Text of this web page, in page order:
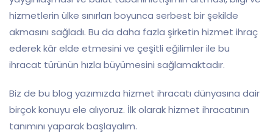
hizmetlerin ülke sınırları boyunca serbest bir şekilde
akmasını sağladı. Bu da daha fazla şirketin hizmet ihraç
ederek kâr elde etmesini ve çeşitli eğilimler ile bu
ihracat türünün hızla büyümesini sağlamaktadır.
Biz de bu blog yazımızda hizmet ihracatı dünyasına dair
birçok konuyu ele alıyoruz. İlk olarak hizmet ihracatının
tanımını yaparak başlayalım.